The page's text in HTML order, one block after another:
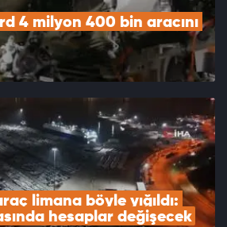
4 milyon 400 bin aracını
limana böyle yığıldı:
hesaplar değişecek